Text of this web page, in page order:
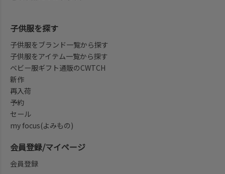
子供服を探す
子供服をブランド一覧から探す
子供服をアイテム一覧から探す
ベビー服ギフト通販のCWTCH
新作
再入荷
予約
セール
my focus(よみもの)
会員登録/マイページ
会員登録